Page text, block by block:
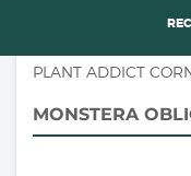
PLANT ADDICT
MONSTERA